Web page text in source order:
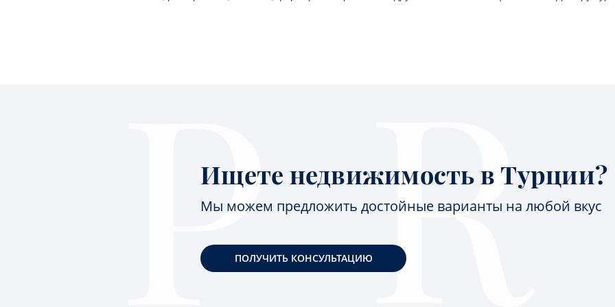
Ищете недвижимость в Турции?
Мы можем предложить достойные варианты на любой вкус
ПОЛУЧИТЬ КОНСУЛЬТАЦИЮ